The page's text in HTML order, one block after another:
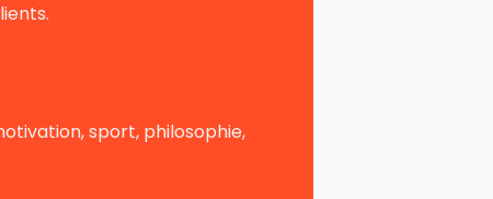
sport, philosophie,